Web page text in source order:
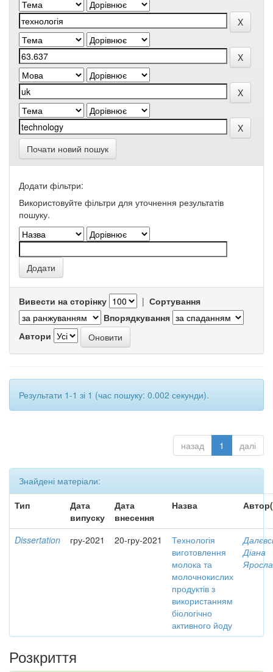
Почати новий пошук
Додати фільтри:
Використовуйте фільтри для уточнення результатів
пошуку.
Вивести на сторінку | Сортування
Впорядкування
Автори
Результати 1-1 зі 1 (час пошуку: 0.002 секунди).
назад 1 далі
Знайдені матеріали:
Тип
Дата
випуску
Дата
внесення
Назва
Dissertation гру-2021 20-гру-2021
Технологія
виготовлення
молока та
молочнокислих
продуктів з
використанням
біологічно
активного йоду
Діана
Розкриття